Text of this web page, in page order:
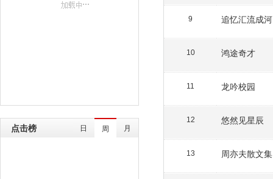
点击榜 日 周 月
9 追忆汇流成河
10 鸿途奇才
11 龙吟校园
12 悠然见星辰
13 周亦夫散文集